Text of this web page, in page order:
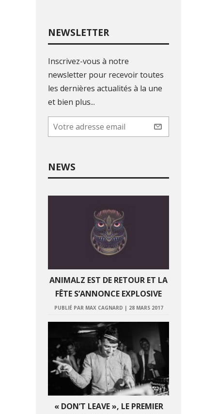
NEWSLETTER
Inscrivez-vous à notre
newsletter pour recevoir toutes
les dernières actualités à la une
et bien plus...
NEWS
ANIMALZ EST DE RETOUR ET LA
FÊTE S’ANNONCE EXPLOSIVE
PUBLIÉ PAR MAX CAGNARD | 28 MARS 2017
« DON’T LEAVE », LE PREMIER